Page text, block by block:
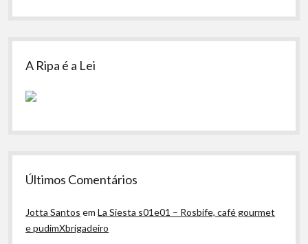
A Ripa é a Lei
Últimos Comentários
Jotta Santos emLa Siesta s01e01 – Rosbife, café gourmet
e pudimXbrigadeiro